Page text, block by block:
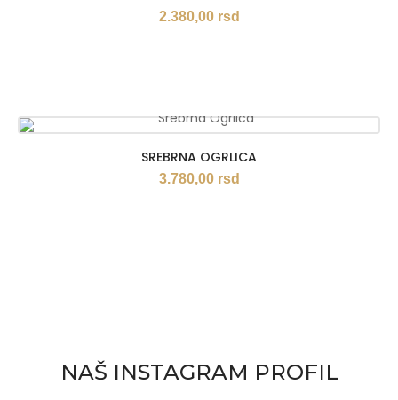
2.380,00 rsd
SREBRNA OGRLICA
3.780,00 rsd
NAŠ INSTAGRAM PROFIL